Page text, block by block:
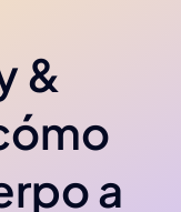
&
a